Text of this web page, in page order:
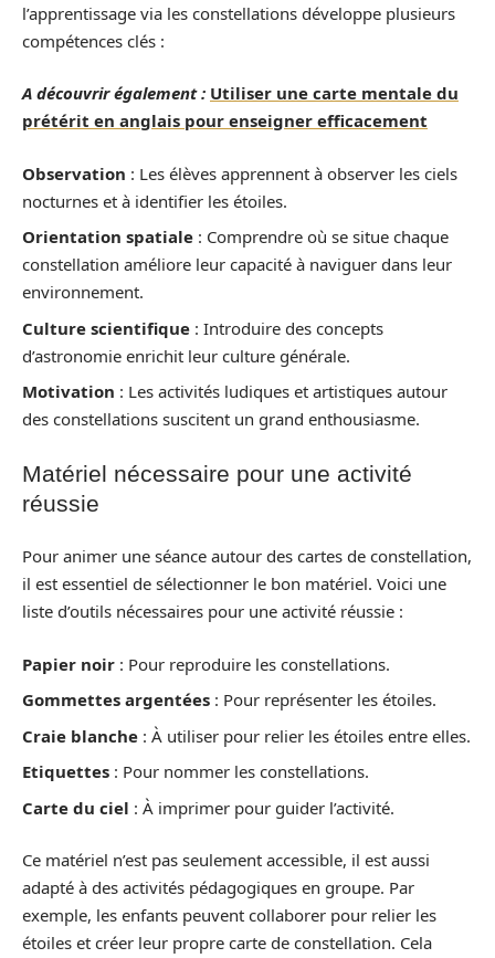
l’apprentissage via les constellations développe plusieurs
compétences clés :
A découvrir également : Utiliser une carte mentale du
prétérit en anglais pour enseigner efficacement
Observation : Les élèves apprennent à observer les ciels
nocturnes et à identifier les étoiles.
Orientation spatiale : Comprendre où se situe chaque
constellation améliore leur capacité à naviguer dans leur
environnement.
Culture scientifique : Introduire des concepts
d’astronomie enrichit leur culture générale.
Motivation : Les activités ludiques et artistiques autour
des constellations suscitent un grand enthousiasme.
Matériel nécessaire pour une activité
réussie
Pour animer une séance autour des cartes de constellation,
il est essentiel de sélectionner le bon matériel. Voici une
liste d’outils nécessaires pour une activité réussie :
Papier noir : Pour reproduire les constellations.
Gommettes argentées : Pour représenter les étoiles.
Craie blanche : À utiliser pour relier les étoiles entre elles.
Etiquettes : Pour nommer les constellations.
Carte du ciel : À imprimer pour guider l’activité.
Ce matériel n’est pas seulement accessible, il est aussi
adapté à des activités pédagogiques en groupe. Par
exemple, les enfants peuvent collaborer pour relier les
étoiles et créer leur propre carte de constellation. Cela